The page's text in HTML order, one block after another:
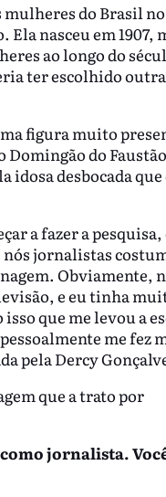
do Brasil
Ela nasceu em 1907,
ao longo do
ter escolhido outra
figura muito
do
desbocada que
a fazer a pesquisa,
jornalistas
Obviamente,
e eu tinha
que me levou a
me fez
pela Dercy
que a trato por
jornalista.